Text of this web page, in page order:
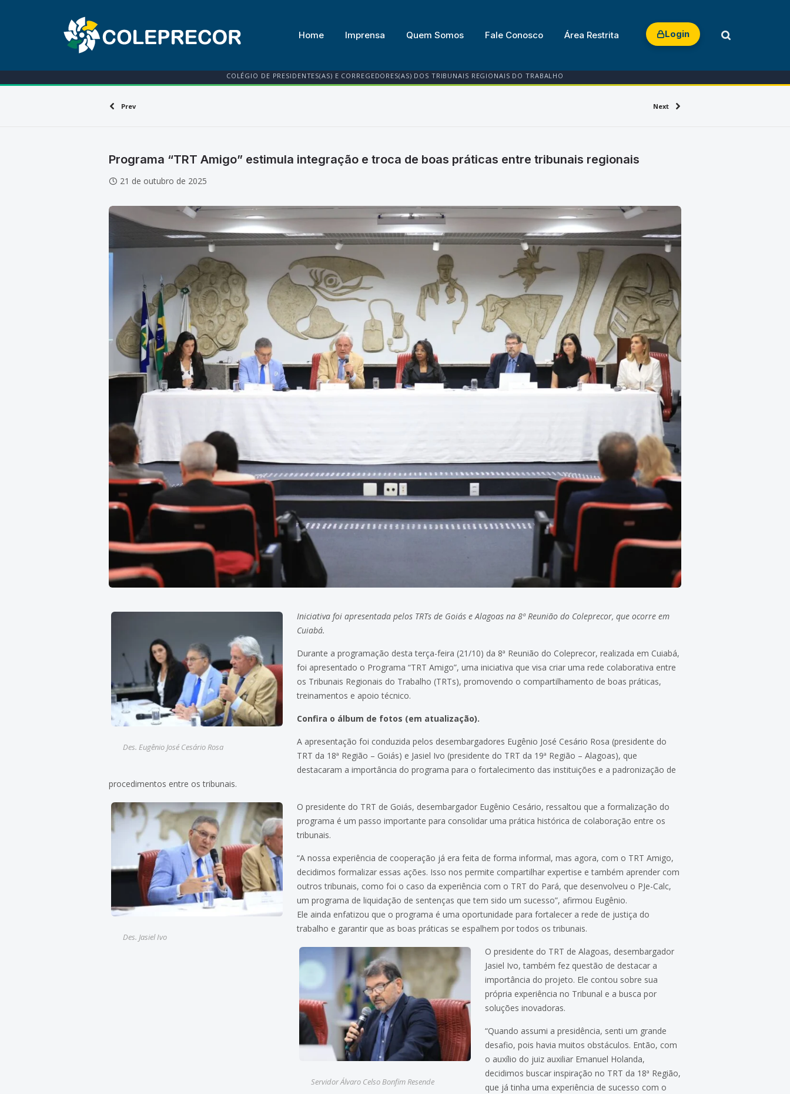
Home Imprensa Quem Somos Fale Conosco Área Restrita Login
COLÉGIO DE PRESIDENTES(AS) E CORREGEDORES(AS) DOS TRIBUNAIS REGIONAIS DO TRABALHO
Prev Next
Programa “TRT Amigo” estimula integração e troca de boas práticas entre tribunais regionais
21 de outubro de 2025
Des. Eugênio José Cesário Rosa
Iniciativa foi apresentada pelos TRTs de Goiás e Alagoas na 8ª Reunião do Coleprecor, que ocorre em
Cuiabá.
Durante a programação desta terça-feira (21/10) da 8ª Reunião do Coleprecor, realizada em Cuiabá,
foi apresentado o Programa “TRT Amigo”, uma iniciativa que visa criar uma rede colaborativa entre
os Tribunais Regionais do Trabalho (TRTs), promovendo o compartilhamento de boas práticas,
treinamentos e apoio técnico.
Confira o álbum de fotos (em atualização).
A apresentação foi conduzida pelos desembargadores Eugênio José Cesário Rosa (presidente do
TRT da 18ª Região – Goiás) e Jasiel Ivo (presidente do TRT da 19ª Região – Alagoas), que
destacaram a importância do programa para o fortalecimento das instituições e a padronização de
procedimentos entre os tribunais.
Des. Jasiel Ivo
O presidente do TRT de Goiás, desembargador Eugênio Cesário, ressaltou que a formalização do
programa é um passo importante para consolidar uma prática histórica de colaboração entre os
tribunais.
“A nossa experiência de cooperação já era feita de forma informal, mas agora, com o TRT Amigo,
decidimos formalizar essas ações. Isso nos permite compartilhar expertise e também aprender com
outros tribunais, como foi o caso da experiência com o TRT do Pará, que desenvolveu o PJe-Calc,
um programa de liquidação de sentenças que tem sido um sucesso”, afirmou Eugênio.
Ele ainda enfatizou que o programa é uma oportunidade para fortalecer a rede de justiça do
trabalho e garantir que as boas práticas se espalhem por todos os tribunais.
Servidor Álvaro Celso Bonfim Resende
O presidente do TRT de Alagoas, desembargador
Jasiel Ivo, também fez questão de destacar a
importância do projeto. Ele contou sobre sua
própria experiência no Tribunal e a busca por
soluções inovadoras.
“Quando assumi a presidência, senti um grande
desafio, pois havia muitos obstáculos. Então, com
o auxílio do juiz auxiliar Emanuel Holanda,
decidimos buscar inspiração no TRT da 18ª Região,
que já tinha uma experiência de sucesso com o